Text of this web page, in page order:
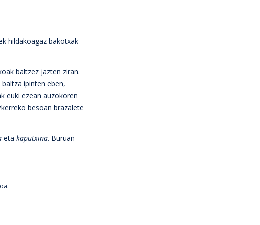
hildakoagaz bakotxak
baltzez jazten ziran.
ipinten eben,
euki ezean auzokoren
besoan brazalete
eta kaputxina. Buruan